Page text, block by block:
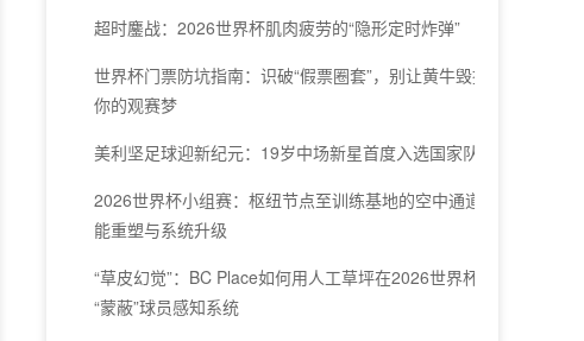
超时鏖战：2026世界杯肌肉疲劳的“隐形定时炸弹”
世界杯门票防坑指南：识破“假票圈套”，别让黄牛毁掉
你的观赛梦
美利坚足球迎新纪元：19岁中场新星首度入选国家队
2026世界杯小组赛：枢纽节点至训练基地的空中通道效
能重塑与系统升级
“草皮幻觉”：BC Place如何用人工草坪在2026世界杯
“蒙蔽”球员感知系统